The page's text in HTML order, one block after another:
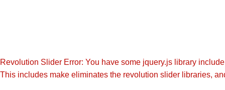
Revolution Slider Error: You have some jquery.js library
This includes make eliminates the revolution slider libraries,